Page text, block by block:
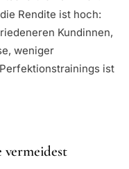
Rendite ist hoch:
Kundinnen,
weniger
ist
vermeidest